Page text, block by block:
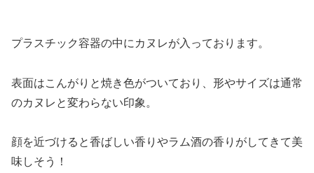
プラスチック容器の中にカヌレが入っております。
表面はこんがりと焼き色がついており、形やサイズは通常
のカヌレと変わらない印象。
顔を近づけると香ばしい香りやラム酒の香りがしてきて美
味しそう！